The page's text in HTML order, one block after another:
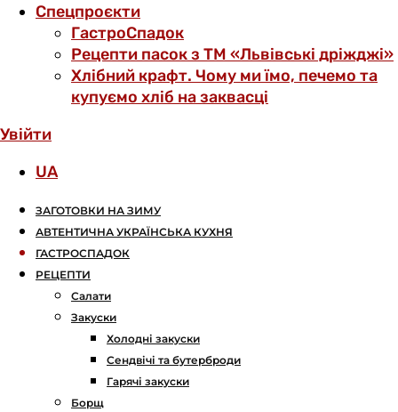
Спецпроєкти
ГастроСпадок
Рецепти пасок з ТМ «Львівські дріжджі»
Хлібний крафт. Чому ми їмо, печемо та
купуємо хліб на заквасці
Увійти
UA
ЗАГОТОВКИ НА ЗИМУ
АВТЕНТИЧНА УКРАЇНСЬКА КУХНЯ
ГАСТРОСПАДОК
РЕЦЕПТИ
Салати
Закуски
Холодні закуски
Сендвічі та бутерброди
Гарячі закуски
Борщ